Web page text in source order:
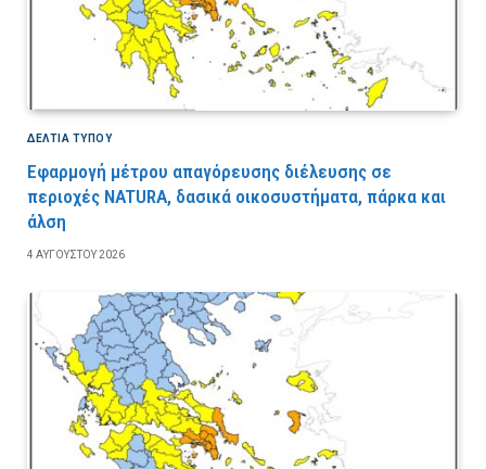
ΔΕΛΤΙΑ ΤΥΠΟΥ
Εφαρμογή μέτρου απαγόρευσης διέλευσης σε
περιοχές NATURA, δασικά οικοσυστήματα, πάρκα και
άλση
4 ΑΥΓΟΎΣΤΟΥ 2026